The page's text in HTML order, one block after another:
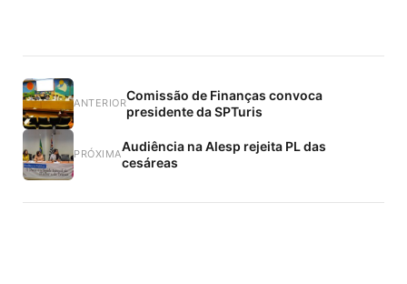
ANTERIORComissão de Finanças convoca
presidente da SPTuris
PRÓXIMAAudiência na Alesp rejeita PL das
cesáreas